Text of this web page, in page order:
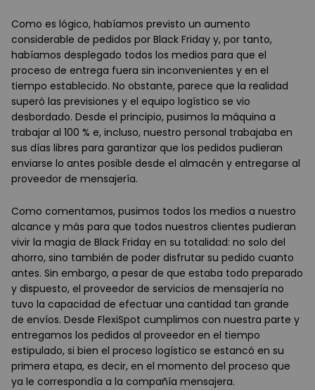
Como es lógico, habíamos previsto un aumento
considerable de pedidos por Black Friday y, por tanto,
habíamos desplegado todos los medios para que el
proceso de entrega fuera sin inconvenientes y en el
tiempo establecido. No obstante, parece que la realidad
superó las previsiones y el equipo logístico se vio
desbordado. Desde el principio, pusimos la máquina a
trabajar al 100 % e, incluso, nuestro personal trabajaba en
sus días libres para garantizar que los pedidos pudieran
enviarse lo antes posible desde el almacén y entregarse al
proveedor de mensajería.
Como comentamos, pusimos todos los medios a nuestro
alcance y más para que todos nuestros clientes pudieran
vivir la magia de Black Friday en su totalidad: no solo del
ahorro, sino también de poder disfrutar su pedido cuanto
antes. Sin embargo, a pesar de que estaba todo preparado
y dispuesto, el proveedor de servicios de mensajería no
tuvo la capacidad de efectuar una cantidad tan grande
de envíos. Desde FlexiSpot cumplimos con nuestra parte y
entregamos los pedidos al proveedor en el tiempo
estipulado, si bien el proceso logístico se estancó en su
primera etapa, es decir, en el momento del proceso que
ya le correspondía a la compañía mensajera.